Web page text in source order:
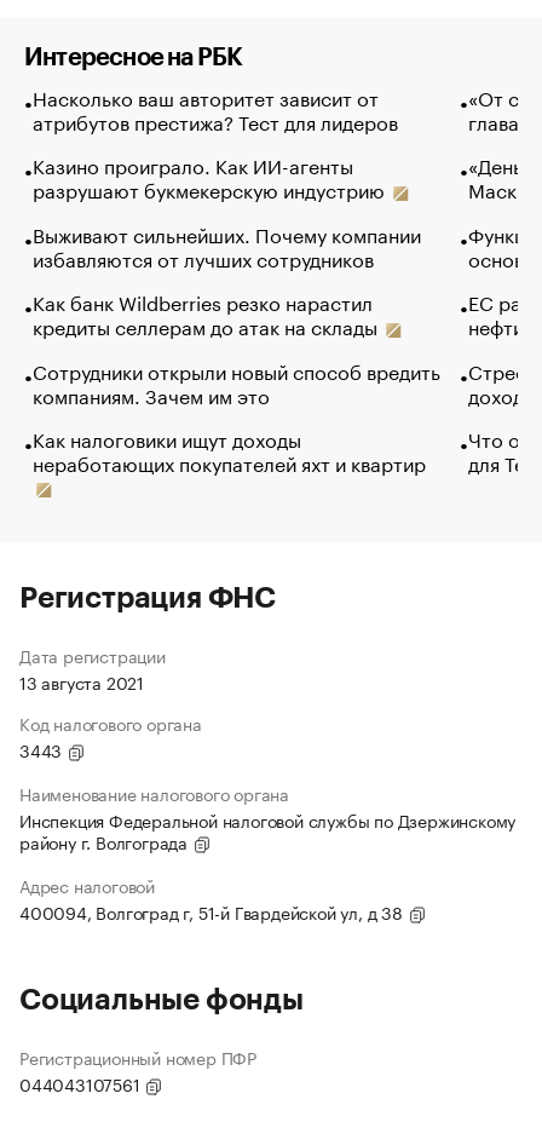
Интересное на РБК
Насколько ваш авторитет зависит от
атрибутов престижа? Тест для лидеров
Казино проиграло. Как ИИ-агенты
разрушают букмекерскую индустрию
Выживают сильнейших. Почему компании
избавляются от лучших сотрудников
Как банк Wildberries резко нарастил
кредиты селлерам до атак на склады
Сотрудники открыли новый способ вредить
компаниям. Зачем им это
Как налоговики ищут доходы
неработающих покупателей яхт и квартир
«От
глава
Маск в
основ
ЕС
нефти
Что
для
Регистрация ФНС
Дата регистрации
13 августа 2021
Код налогового органа
3443
Наименование налогового органа
Инспекция Федеральной налоговой службы по Дзержинскому
району г. Волгограда
Адрес налоговой
400094, Волгоград г, 51-й Гвардейской ул, д 38
Социальные фонды
Регистрационный номер ПФР
044043107561